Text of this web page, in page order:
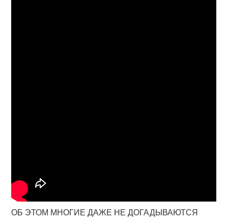
ОБ ЭТОМ МНОГИЕ ДАЖЕ НЕ ДОГАДЫВАЮТСЯ